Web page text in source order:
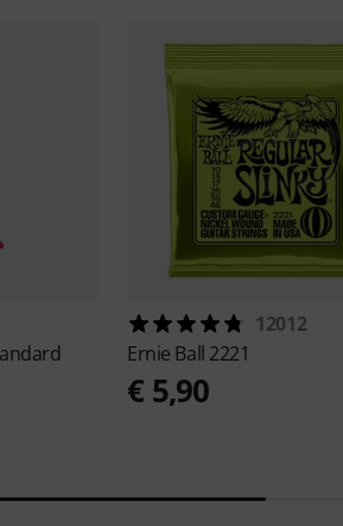
12012
Ernie Ball 2221
€ 5,90